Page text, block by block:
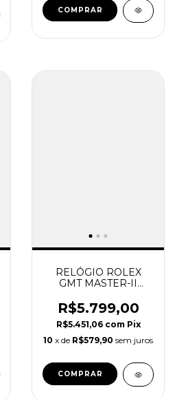
RELÓGIO ROLEX
GMT MASTER-II
SUPER CLONE
R$5.799,00
R$5.451,06 com Pix
10 x de R$579,90 sem juros